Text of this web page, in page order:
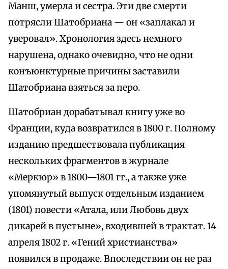
Манш, умерла и сестра. Эти две смерти
потрясли Шатобриана — он «заплакал и
уверовал». Хронология здесь немного
нарушена, однако очевидно, что не одни
конъюнктурные причины заставили
Шатобриана взяться за перо.
Шатобриан дорабатывал книгу уже во
Франции, куда возвратился в 1800 г. Полному
изданию предшествовала публикация
нескольких фрагментов в журнале
«Меркюр» в 1800—1801 гг., а также уже
упомянутый выпуск отдельным изданием
(1801) повести «Атала, или Любовь двух
дикарей в пустыне», входившей в трактат. 14
апреля 1802 г. «Гений христианства»
появился в продаже. Впоследствии он не раз